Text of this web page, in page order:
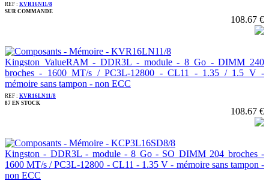
REF : KVR16N11/8
SUR COMMANDE
108.67 €
Kingston ValueRAM - DDR3L - module - 8 Go - DIMM 240
broches - 1600 MT/s / PC3L-12800 - CL11 - 1.35 / 1.5 V -
mémoire sans tampon - non ECC
REF : KVR16LN11/8
87 EN STOCK
108.67 €
Kingston - DDR3L - module - 8 Go - SO DIMM 204 broches -
1600 MT/s / PC3L-12800 - CL11 - 1.35 V - mémoire sans tampon -
non ECC